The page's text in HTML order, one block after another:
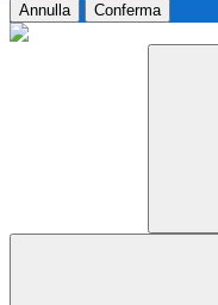
Annulla Conferma